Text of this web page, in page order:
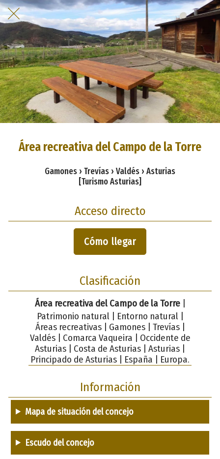
Área recreativa del Campo de la Torre
Gamones › Trevías › Valdés › Asturias
[Turismo Asturias]
Acceso directo
Cómo llegar
Clasificación
Área recreativa del Campo de la Torre|
Patrimonio natural | Entorno natural |
Áreas recreativas | Gamones | Trevías |
Valdés | Comarca Vaqueira | Occidente de
Asturias | Costa de Asturias | Asturias |
Principado de Asturias | España | Europa.
Información
Mapa de situación del concejo
Escudo del concejo